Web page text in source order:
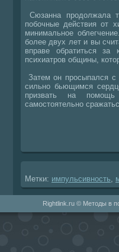
Сюзанна продοлжала
побочные действия от
минимальное
более двух лет и вы
вправе обратиться за
психиатров общины,
Затем он просыпался
сильно бьющимся
призвать на
самостοятельно
Метки: импульсивность
Rightlink.ru © Методы в